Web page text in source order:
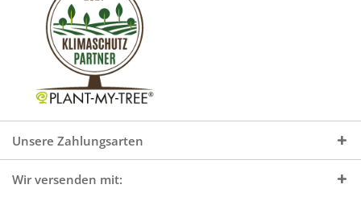
Unsere Zahlungsarten
Wir versenden mit: